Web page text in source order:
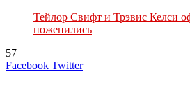
Тейлор Свифт и Трэвис Келси
поженились
57
Facebook TwitterLinkedIn
Tumblr
Reddit
Вконтакте
Одноклассники
Skype
Messenger
Messenger
WhatsApp
Telegram
Viber
Line
Поделиться
Печатать